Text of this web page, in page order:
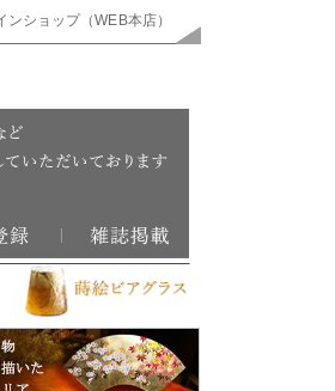
ショップ（WEB本店）